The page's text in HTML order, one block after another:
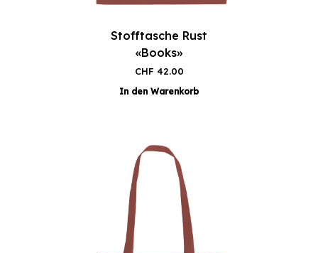
Stofftasche Rust
«Books»
CHF 42.00
In den Warenkorb